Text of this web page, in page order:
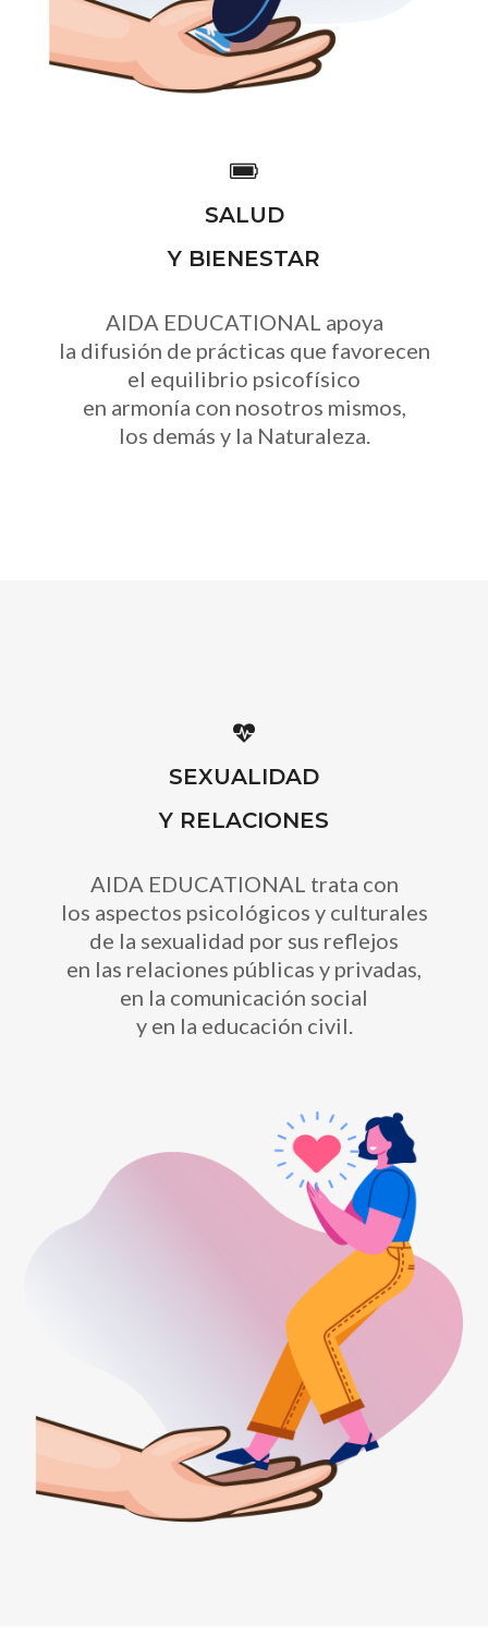
SALUD
Y BIENESTAR
AIDA EDUCATIONAL apoya
la difusión de prácticas que favorecen
el equilibrio psicofísico
en armonía con nosotros mismos,
los demás y la Naturaleza.
SEXUALIDAD
Y RELACIONES
AIDA EDUCATIONAL trata con
los aspectos psicológicos y culturales
de la sexualidad por sus reflejos
en las relaciones públicas y privadas,
en la comunicación social
y en la educación civil.